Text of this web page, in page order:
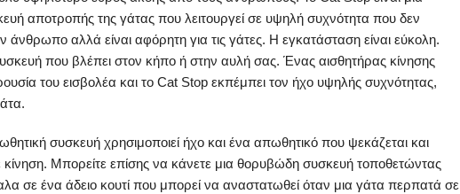
αποτροπής της γάτας που λειτουργεί σε υψηλή συχνότητα που δεν
άνθρωπο αλλά είναι αφόρητη για τις γάτες. Η εγκατάσταση είναι εύκολη.
που βλέπει στον κήπο ή στην αυλή σας. Ένας αισθητήρας κίνησης
του εισβολέα και το Cat Stop εκπέμπει τον ήχο υψηλής συχνότητας,
συσκευή χρησιμοποιεί ήχο και ένα απωθητικό που ψεκάζεται και
κίνηση. Μπορείτε επίσης να κάνετε μια θορυβώδη συσκευή τοποθετώντας
σε ένα άδειο κουτί που μπορεί να αναστατωθεί όταν μια γάτα περπατά σε